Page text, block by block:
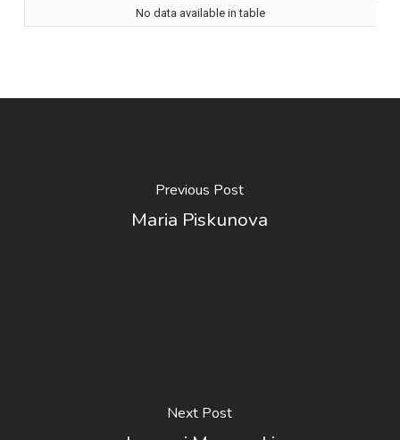
No data available in table
Previous Post
Maria Piskunova
Next Post